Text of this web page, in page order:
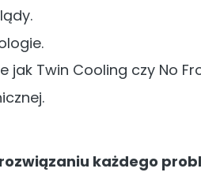
Twin Cooling czy No
każdego